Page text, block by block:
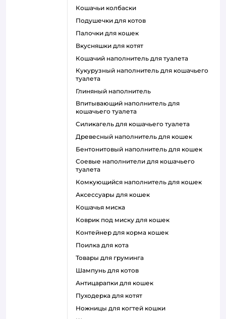
кошачьи колбаски
подушечки для котов
палочки для кошек
вкусняшки для котят
кошачий наполнитель для туалета
кукурузный наполнитель для кошачьего
туалета
глиняный наполнитель
впитывающий наполнитель для
кошачьего туалета
силикагель для кошачьего туалета
древесный наполнитель для кошек
бентонитовый наполнитель для кошек
соевые наполнители для кошачьего
туалета
комкующийся наполнитель для кошек
аксессуары для кошек
кошачья миска
коврик под миску для кошек
контейнер для корма кошек
поилка для кота
товары для груминга
шампунь для котов
антицарапки для кошек
пуходерка для котят
ножницы для когтей кошки